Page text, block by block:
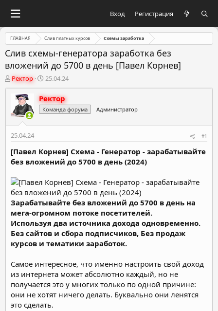
Вход Регистрация
ГЛАВНАЯ Слив платных курсов Схемы заработка
Слив схемы-генератора заработка без
вложений до 5700 в день [Павел Корнев]
А
в
р
м
ы
Ректор
Д
а
т
а
н
а
а
25.04.24
Ректор
Команда форума Администратор
25.04.24 #1
[Павел Корнев] Схема - Генератор - зарабатывайте
без вложений до 5700 в день (2024)
Зарабатывайте без вложений до 5700 в день на
мега-огромном потоке посетителей.
Используя два источника дохода одновременно.
Без сайтов и сбора подписчиков, Без продаж
курсов и тематики заработок.
Самое интересное, что именно настроить свой доход
из интернета может абсолютно каждый, но не
получается это у многих только по одной причине:
они не хотят ничего делать. Буквально они ленятся
это сделать.